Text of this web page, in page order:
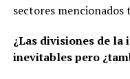
sectores mencionados
¿Las divisiones de la
inevitables pero